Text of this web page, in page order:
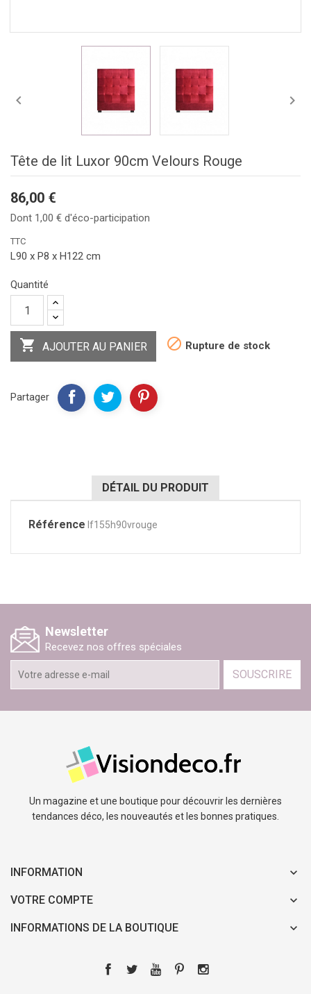
 
Tête de lit Luxor 90cm Velours Rouge
86,00 €
Dont 1,00 € d'éco-participation
TTC
L90 x P8 x H122 cm
Quantité
 AJOUTER AU PANIER  Rupture de stock
Partager
DÉTAIL DU PRODUIT
Référence lf155h90vrouge
Newsletter
Recevez nos offres spéciales
SOUSCRIRE
Un magazine et une boutique pour découvrir les dernières
tendances déco, les nouveautés et les bonnes pratiques.
INFORMATION
VOTRE COMPTE
INFORMATIONS DE LA BOUTIQUE